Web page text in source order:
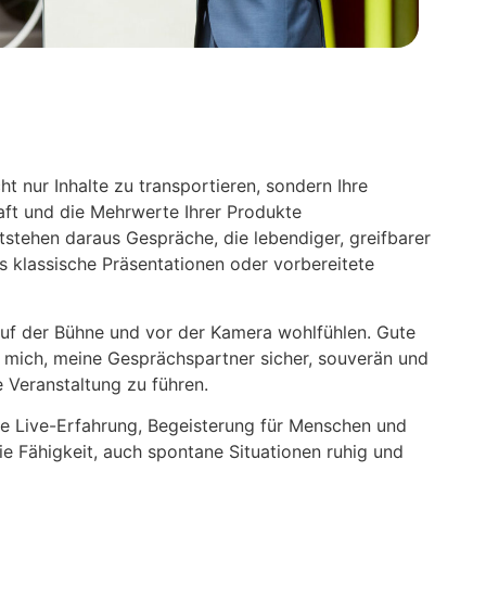
nur Inhalte zu transportieren, sondern Ihre
und die Mehrwerte Ihrer Produkte
daraus Gespräche, die lebendiger, greifbarer
klassische Präsentationen oder vorbereitete
der Bühne und vor der Kamera wohlfühlen. Gute
meine Gesprächspartner sicher, souverän und
zu führen.
Live-Erfahrung, Begeisterung für Menschen und
Fähigkeit, auch spontane Situationen ruhig und